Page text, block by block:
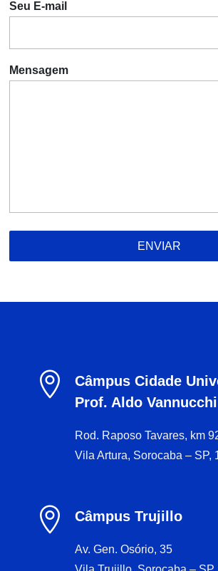
Seu E-mail
Mensagem
ENVIAR

Câmpus Cidade
Prof. Aldo Vannucchi
Rod. Raposo Tavares, km
Vila Artura, Sorocaba – SP,
 Câmpus Trujillo
Av. Gen. Osório, 35